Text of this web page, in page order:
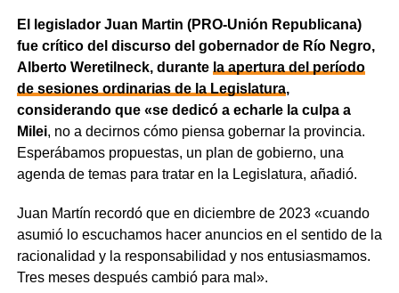
El legislador Juan Martin (PRO-Unión Republicana)
fue crítico del discurso del gobernador de Río Negro,
Alberto Weretilneck, durante la apertura del período
de sesiones ordinarias de la Legislatura,
considerando que «se dedicó a echarle la culpa a
Milei, no a decirnos cómo piensa gobernar la provincia.
Esperábamos propuestas, un plan de gobierno, una
agenda de temas para tratar en la Legislatura, añadió.
Juan Martín recordó que en diciembre de 2023 «cuando
asumió lo escuchamos hacer anuncios en el sentido de la
racionalidad y la responsabilidad y nos entusiasmamos.
Tres meses después cambió para mal».